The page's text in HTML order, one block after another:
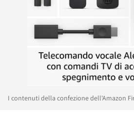
I contenuti della confezione dell'Amazon